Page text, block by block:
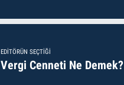
EDITÖRÜN SEÇTIĞI
Vergi Cenneti Ne